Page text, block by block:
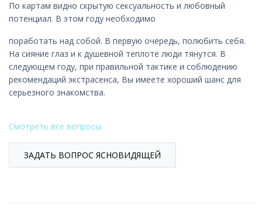
По картам видно скрытую сексуальность и любовный
потенциал. В этом году необходимо
поработать над собой. В первую очередь, полюбить себя.
На сияние глаз и к душевной теплоте люди тянутся. В
следующем году, при правильной тактике и соблюдению
рекомендаций экстрасенса, Вы имеете хороший шанс для
серьезного знакомства.
Смотреть все вопросы
ЗАДАТЬ ВОПРОС ЯСНОВИДЯЩЕЙ